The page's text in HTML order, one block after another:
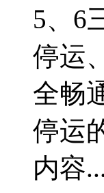
5、6
停运
全畅
停运
内容